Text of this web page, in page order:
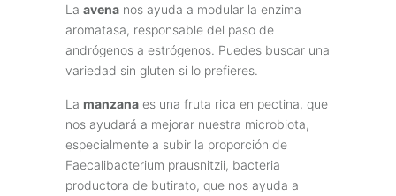
La avena nos ayuda a modular la enzima
aromatasa, responsable del paso de
andrógenos a estrógenos. Puedes buscar una
variedad sin gluten si lo prefieres.
La manzana es una fruta rica en pectina, que
nos ayudará a mejorar nuestra microbiota,
especialmente a subir la proporción de
Faecalibacterium prausnitzii, bacteria
productora de butirato, que nos ayuda a